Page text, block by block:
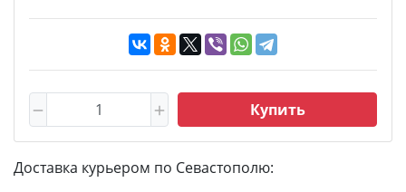
Купить
Доставка курьером по Севастополю: